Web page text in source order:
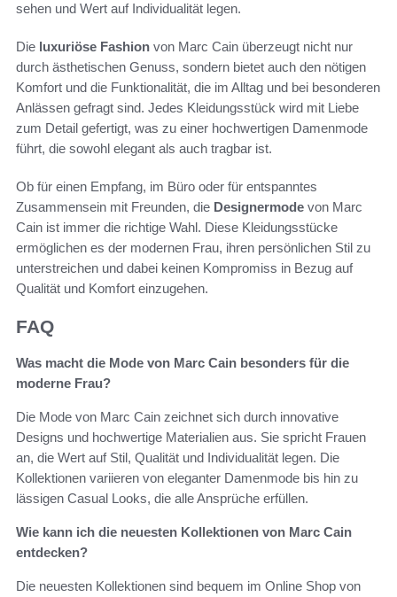
sehen und Wert auf Individualität legen.
Die luxuriöse Fashion von Marc Cain überzeugt nicht nur
durch ästhetischen Genuss, sondern bietet auch den nötigen
Komfort und die Funktionalität, die im Alltag und bei besonderen
Anlässen gefragt sind. Jedes Kleidungsstück wird mit Liebe
zum Detail gefertigt, was zu einer hochwertigen Damenmode
führt, die sowohl elegant als auch tragbar ist.
Ob für einen Empfang, im Büro oder für entspanntes
Zusammensein mit Freunden, die Designermode von Marc
Cain ist immer die richtige Wahl. Diese Kleidungsstücke
ermöglichen es der modernen Frau, ihren persönlichen Stil zu
unterstreichen und dabei keinen Kompromiss in Bezug auf
Qualität und Komfort einzugehen.
FAQ
Was macht die Mode von Marc Cain besonders für die
moderne Frau?
Die Mode von Marc Cain zeichnet sich durch innovative
Designs und hochwertige Materialien aus. Sie spricht Frauen
an, die Wert auf Stil, Qualität und Individualität legen. Die
Kollektionen variieren von eleganter Damenmode bis hin zu
lässigen Casual Looks, die alle Ansprüche erfüllen.
Wie kann ich die neuesten Kollektionen von Marc Cain
entdecken?
Die neuesten Kollektionen sind bequem im Online Shop von